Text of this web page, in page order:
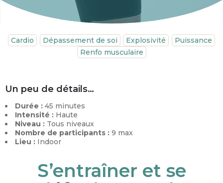
Cardio Dépassement de soi Explosivité
Puissance
Renfo musculaire
Un peu de détails…
Durée : 45 minutes
Intensité : Haute
Niveau : Tous niveaux
Nombre de participants : 9 max
Lieu : Indoor
S’entraîner et se